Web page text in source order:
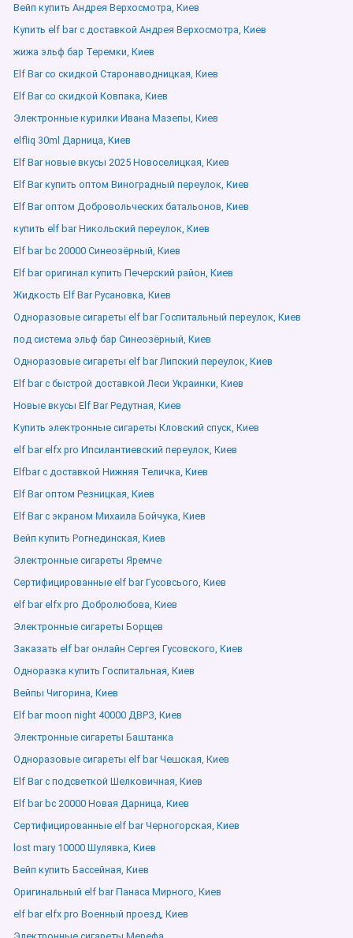
Вейп купить Андрея Верхосмотра, Киев
Купить elf bar с доставкой Андрея Верхосмотра, Киев
жижа эльф бар Теремки, Киев
Elf Bar со скидкой Старонаводницкая, Киев
Elf Bar со скидкой Ковпака, Киев
Электронные курилки Ивана Мазепы, Киев
elfliq 30ml Дарница, Киев
Elf Bar новые вкусы 2025 Новоселицкая, Киев
Elf Bar купить оптом Виноградный переулок, Киев
Elf Bar оптом Добровольческих батальонов, Киев
купить elf bar Никольский переулок, Киев
Elf bar bc 20000 Синеозёрный, Киев
Elf bar оригинал купить Печерский район, Киев
Жидкость Elf Bar Русановка, Киев
Одноразовые сигареты elf bar Госпитальный переулок, Киев
под система эльф бар Синеозёрный, Киев
Одноразовые сигареты elf bar Липский переулок, Киев
Elf bar с быстрой доставкой Леси Украинки, Киев
Новые вкусы Elf Bar Редутная, Киев
Купить электронные сигареты Кловский спуск, Киев
elf bar elfx pro Ипсилантиевский переулок, Киев
Elfbar с доставкой Нижняя Теличка, Киев
Elf Bar оптом Резницкая, Киев
Elf Bar с экраном Михаила Бойчука, Киев
Вейп купить Рогнединская, Киев
Электронные сигареты Яремче
Сертифицированные elf bar Гусовсього, Киев
elf bar elfx pro Добролюбова, Киев
Электронные сигареты Борщев
Заказать elf bar онлайн Сергея Гусовского, Киев
Одноразка купить Госпитальная, Киев
Вейпы Чигорина, Киев
Elf bar moon night 40000 ДВРЗ, Киев
Электронные сигареты Баштанка
Одноразовые сигареты elf bar Чешская, Киев
Elf Bar с подсветкой Шелковичная, Киев
Elf bar bc 20000 Новая Дарница, Киев
Сертифицированные elf bar Черногорская, Киев
lost mary 10000 Шулявка, Киев
Вейп купить Бассейная, Киев
Оригинальный elf bar Панаса Мирного, Киев
elf bar elfx pro Военный проезд, Киев